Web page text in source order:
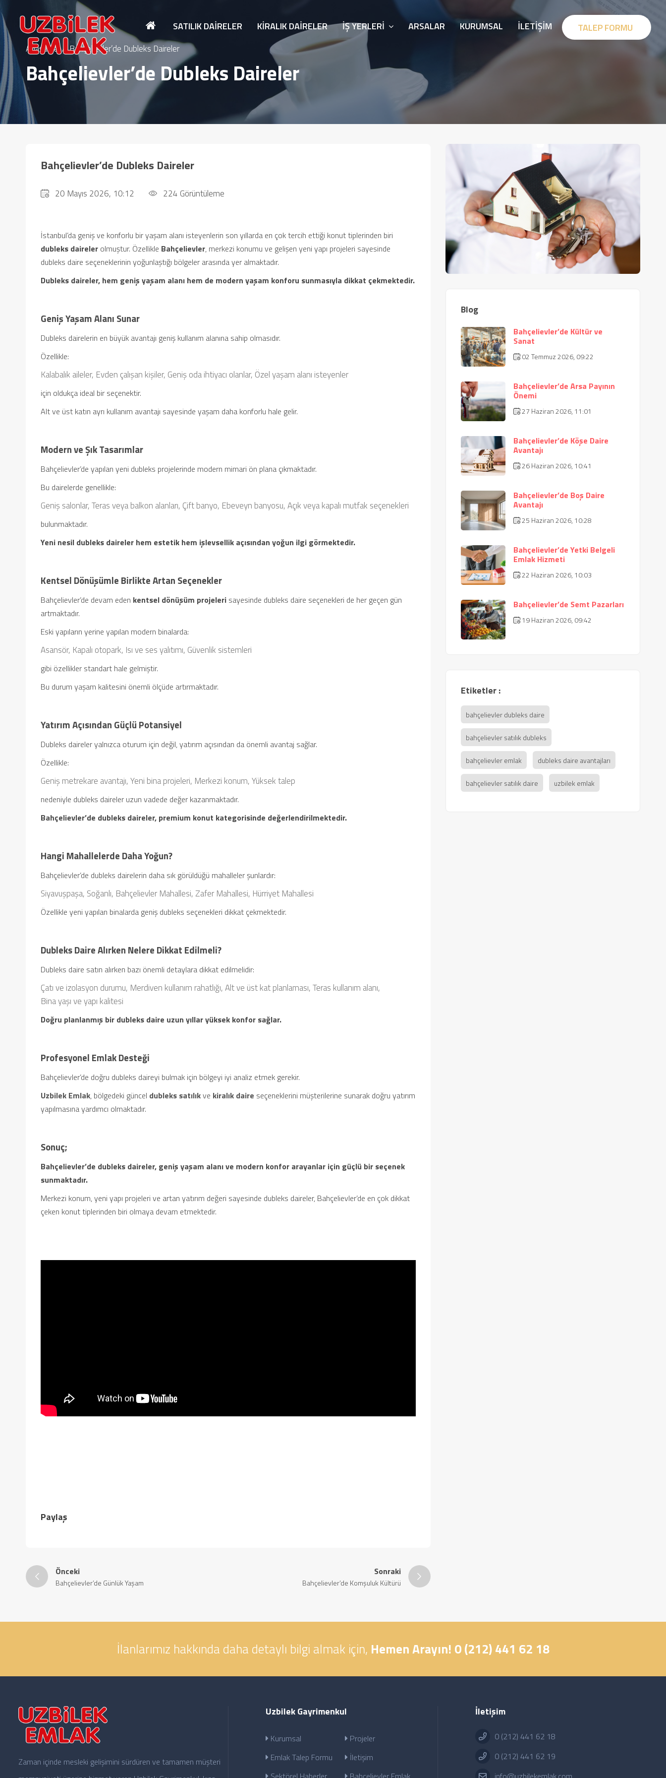
SATILIK DAIRELER KIRALIK DAIRELER İŞ YERLERI ARSALAR KURUMSAL İLETIŞIM TALEP FORMU
Anasayfa Bahçelievler’de Dubleks Daireler
Bahçelievler’de Dubleks Daireler
Bahçelievler’de Dubleks Daireler
20 Mayıs 2026, 10:12 224 Görüntüleme
İstanbul’da geniş ve konforlu bir yaşam alanı isteyenlerin son yıllarda en çok tercih ettiği konut tiplerinden biri
dubleks daireler olmuştur. Özellikle Bahçelievler, merkezi konumu ve gelişen yeni yapı projeleri sayesinde
dubleks daire seçeneklerinin yoğunlaştığı bölgeler arasında yer almaktadır.
Dubleks daireler, hem geniş yaşam alanı hem de modern yaşam konforu sunmasıyla dikkat çekmektedir.
Geniş Yaşam Alanı Sunar
Dubleks dairelerin en büyük avantajı geniş kullanım alanına sahip olmasıdır.
Özellikle:
Kalabalık aileler, Evden çalışan kişiler, Geniş oda ihtiyacı olanlar, Özel yaşam alanı isteyenler
için oldukça ideal bir seçenektir.
Alt ve üst katın ayrı kullanım avantajı sayesinde yaşam daha konforlu hale gelir.
Modern ve Şık Tasarımlar
Bahçelievler’de yapılan yeni dubleks projelerinde modern mimari ön plana çıkmaktadır.
Bu dairelerde genellikle:
Geniş salonlar,Teras veya balkon alanları, Çift banyo, Ebeveyn banyosu,Açık veya kapalı mutfak seçenekleri
bulunmaktadır.
Yeni nesil dubleks daireler hem estetik hem işlevsellik açısından yoğun ilgi görmektedir.
Kentsel Dönüşümle Birlikte Artan Seçenekler
Bahçelievler’de devam eden kentsel dönüşüm projeleri sayesinde dubleks daire seçenekleri de her geçen gün
artmaktadır.
Eski yapıların yerine yapılan modern binalarda:
Asansör, Kapalı otopark, Isı ve ses yalıtımı, Güvenlik sistemleri
gibi özellikler standart hale gelmiştir.
Bu durum yaşam kalitesini önemli ölçüde artırmaktadır.
Yatırım Açısından Güçlü Potansiyel
Dubleks daireler yalnızca oturum için değil, yatırım açısından da önemli avantaj sağlar.
Özellikle:
Geniş metrekare avantajı,Yeni bina projeleri, Merkezi konum,Yüksek talep
nedeniyle dubleks daireler uzun vadede değer kazanmaktadır.
Bahçelievler’de dubleks daireler, premium konut kategorisinde değerlendirilmektedir.
Hangi Mahallelerde Daha Yoğun?
Bahçelievler’de dubleks dairelerin daha sık görüldüğü mahalleler şunlardır:
Siyavuşpaşa, Soğanlı, Bahçelievler Mahallesi, Zafer Mahallesi, Hürriyet Mahallesi
Özellikle yeni yapılan binalarda geniş dubleks seçenekleri dikkat çekmektedir.
Dubleks Daire Alırken Nelere Dikkat Edilmeli?
Dubleks daire satın alırken bazı önemli detaylara dikkat edilmelidir:
Çatı ve izolasyon durumu, Merdiven kullanım rahatlığı,Alt ve üst kat planlaması,Teras kullanım alanı,
Bina yaşı ve yapı kalitesi
Doğru planlanmış bir dubleks daire uzun yıllar yüksek konfor sağlar.
Profesyonel Emlak Desteği
Bahçelievler’de doğru dubleks daireyi bulmak için bölgeyi iyi analiz etmek gerekir.
Uzbilek Emlak, bölgedeki güncel dubleks satılıkve kiralık daire seçeneklerini müşterilerine sunarak doğru yatırım
yapılmasına yardımcı olmaktadır.
Sonuç;
Bahçelievler’de dubleks daireler, geniş yaşam alanı ve modern konfor arayanlar için güçlü bir seçenek
sunmaktadır.
Merkezi konum, yeni yapı projeleri ve artan yatırım değeri sayesinde dubleks daireler, Bahçelievler’de en çok dikkat
çeken konut tiplerinden biri olmaya devam etmektedir.
Paylaş
Önceki
Bahçelievler’de Günlük Yaşam
Sonraki
Bahçelievler’de Komşuluk Kültürü
Blog
Bahçelievler’de Kültür ve
Sanat
02 Temmuz 2026, 09:22
Bahçelievler’de Arsa Payının
Önemi
27 Haziran 2026, 11:01
Bahçelievler’de Köşe Daire
Avantajı
26 Haziran 2026, 10:41
Bahçelievler’de Boş Daire
Avantajı
25 Haziran 2026, 10:28
Bahçelievler’de Yetki Belgeli
Emlak Hizmeti
22 Haziran 2026, 10:03
Bahçelievler’de Semt Pazarları
19 Haziran 2026, 09:42
Etiketler :
bahçelievler dubleks daire
bahçelievler satılık dubleks
bahçelievler emlak dubleks daire avantajları
bahçelievler satılık daire uzbilek emlak
İlanlarımız hakkında daha detaylı bilgi almak için, Hemen Arayın! 0 (212) 441 62 18
Zaman içinde mesleki gelişimini sürdüren ve tamamen müşteri
Uzbilek Gayrimenkul
Kurumsal
Emlak Talep Formu
Projeler
İletişim
İletişim
0 (212) 441 62 18
0 (212) 441 62 19